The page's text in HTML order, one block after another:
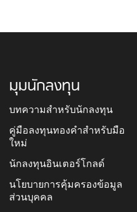
มุมนักลงทุน
บทความสำหรับนักลงทุน
คู่มือลงทุนทองคำสำหรับมือ
ใหม่
นักลงทุนอินเตอร์โกลด์
นโยบายการคุ้มครองข้อมูล
ส่วนบุคคล